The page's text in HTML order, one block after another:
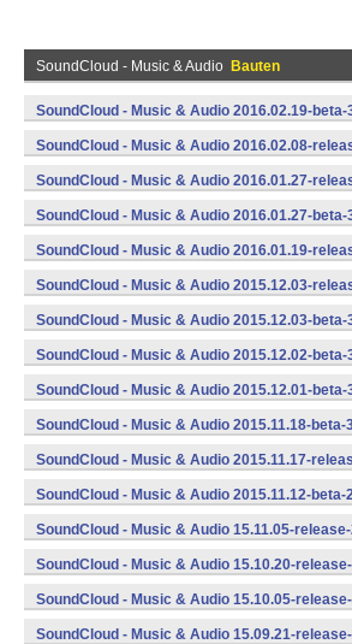
SoundCloud - Music & Audio Bauten
SoundCloud - Music & Audio 2016.02.19-beta-
(armeabi,armeabi-v7a,x86) (Android)
SoundCloud - Music & Audio 2016.02.08-
(armeabi,armeabi-v7a,x86) (Android)
SoundCloud - Music & Audio 2016.01.27-
(armeabi,armeabi-v7a,x86) (Android)
SoundCloud - Music & Audio 2016.01.27-beta-
(armeabi,armeabi-v7a,x86) (Android)
SoundCloud - Music & Audio 2016.01.19-
(armeabi,armeabi-v7a,x86) (Android)
SoundCloud - Music & Audio 2015.12.03-
(armeabi,armeabi-v7a,x86) (Android)
SoundCloud - Music & Audio 2015.12.03-beta-
(armeabi,armeabi-v7a,x86) (Android)
SoundCloud - Music & Audio 2015.12.02-beta-
(armeabi,armeabi-v7a,x86) (Android)
SoundCloud - Music & Audio 2015.12.01-beta-
(armeabi,armeabi-v7a,x86) (Android)
SoundCloud - Music & Audio 2015.11.18-beta-
(armeabi,armeabi-v7a,x86) (Android)
SoundCloud - Music & Audio 2015.11.17-
(armeabi,armeabi-v7a,x86) (Android)
SoundCloud - Music & Audio 2015.11.12-beta-
(armeabi,armeabi-v7a,x86) (Android)
SoundCloud - Music & Audio 15.11.05-
(armeabi,armeabi-v7a,x86) (Android)
SoundCloud - Music & Audio 15.10.20-
(armeabi,armeabi-v7a,x86) (Android)
SoundCloud - Music & Audio 15.10.05-
(armeabi,armeabi-v7a,x86) (Android)
SoundCloud - Music & Audio 15.09.21-